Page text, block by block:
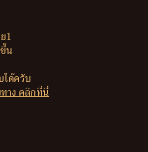
1
น
ได้ครับ
ทาง คลิกที่นี่